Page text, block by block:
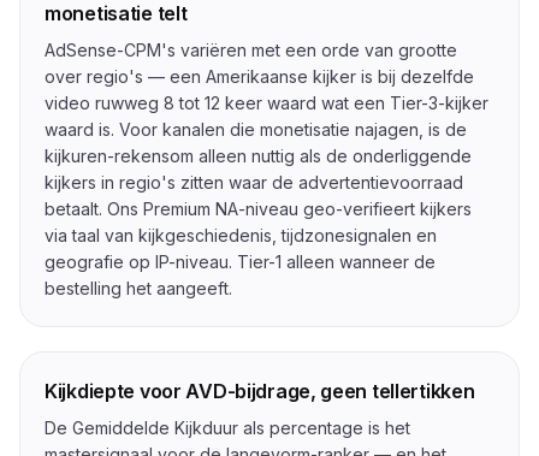
monetisatie telt
AdSense-CPM's variëren met een orde van grootte
over regio's — een Amerikaanse kijker is bij dezelfde
video ruwweg 8 tot 12 keer waard wat een Tier-3-kijker
waard is. Voor kanalen die monetisatie najagen, is de
kijkuren-rekensom alleen nuttig als de onderliggende
kijkers in regio's zitten waar de advertentievoorraad
betaalt. Ons Premium NA-niveau geo-verifieert kijkers
via taal van kijkgeschiedenis, tijdzonesignalen en
geografie op IP-niveau. Tier-1 alleen wanneer de
bestelling het aangeeft.
Kijkdiepte voor AVD-bijdrage, geen tellertikken
De Gemiddelde Kijkduur als percentage is het